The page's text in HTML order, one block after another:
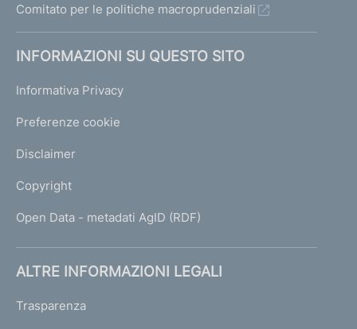
Comitato per le politiche macroprudenziali
INFORMAZIONI SU QUESTO SITO
Informativa Privacy
Preferenze cookie
Disclaimer
Copyright
Open Data - metadati AgID (RDF)
ALTRE INFORMAZIONI LEGALI
Trasparenza